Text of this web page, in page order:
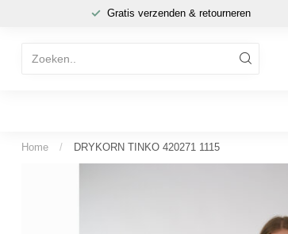
Gratis verzenden & retourneren
Home / DRYKORN TINKO 420271 1115